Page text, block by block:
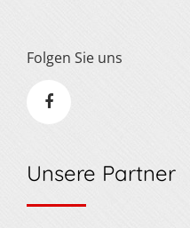
Folgen Sie uns
Unsere Partner